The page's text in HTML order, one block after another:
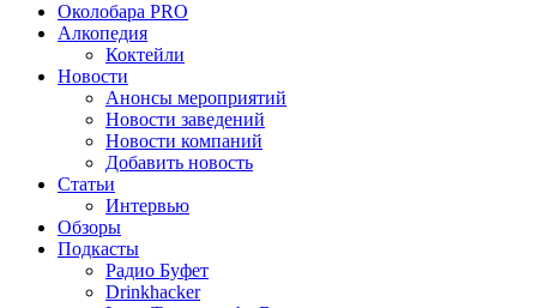
Околобара PRO
Алкопедия
Коктейли
Новости
Анонсы мероприятий
Новости заведений
Новости компаний
Добавить новость
Статьи
Интервью
Обзоры
Подкасты
Радио Буфет
Drinkhacker